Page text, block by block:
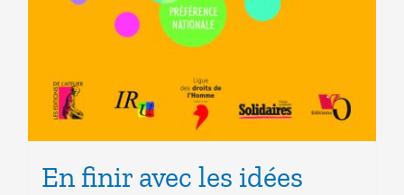
En finir avec les idées